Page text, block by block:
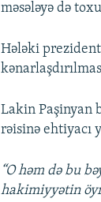
məsələyə də
Hələki
Lakin Paşinyan
rəisinə ehtiyacı
“O həm də bu
hakimiyyətin